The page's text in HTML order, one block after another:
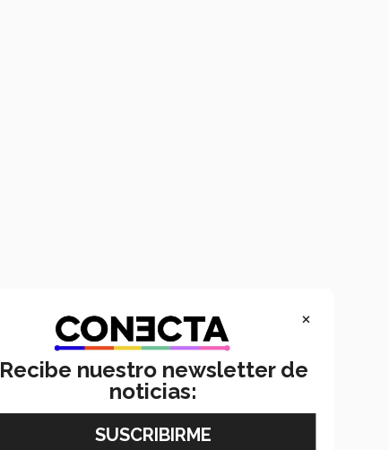
×
Recibe nuestro newsletter de
noticias: